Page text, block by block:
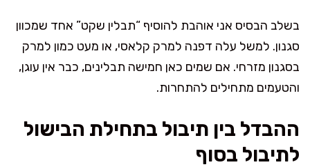
בשלב הבסיס אני אוהבת להוסיף “תבלין שקט” אחד שמכוון
סגנון. למשל עלה דפנה למרק קלאסי, או מעט כמון למרק
בסגנון מזרחי. אם שמים כאן חמישה תבלינים, כבר אין עוגן,
והטעמים מתחילים להתחרות.
ההבדל בין תיבול בתחילת הבישול
לתיבול בסוף